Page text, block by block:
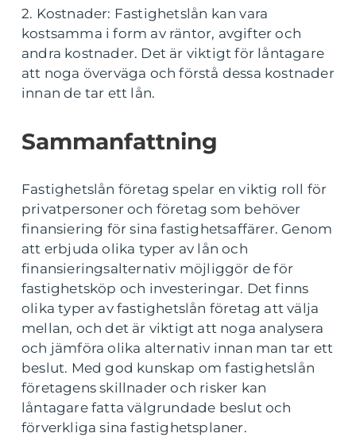
2. Kostnader: Fastighetslån kan vara
kostsamma i form av räntor, avgifter och
andra kostnader. Det är viktigt för låntagare
att noga överväga och förstå dessa kostnader
innan de tar ett lån.
Sammanfattning
Fastighetslån företag spelar en viktig roll för
privatpersoner och företag som behöver
finansiering för sina fastighetsaffärer. Genom
att erbjuda olika typer av lån och
finansieringsalternativ möjliggör de för
fastighetsköp och investeringar. Det finns
olika typer av fastighetslån företag att välja
mellan, och det är viktigt att noga analysera
och jämföra olika alternativ innan man tar ett
beslut. Med god kunskap om fastighetslån
företagens skillnader och risker kan
låntagare fatta välgrundade beslut och
förverkliga sina fastighetsplaner.